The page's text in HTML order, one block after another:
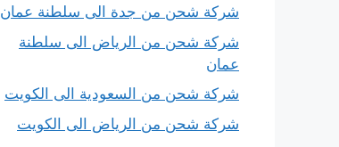
شركة شحن من جدة الى سلطنة عمان
شركة شحن من الرياض الى سلطنة
عمان
شركة شحن من السعودية الى الكويت
شركة شحن من الرياض الى الكويت